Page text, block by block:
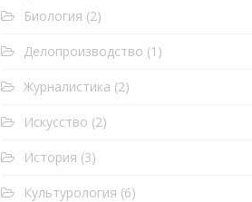
Биология (2)
Делопроизводство (1)
Журналистика (2)
Искусство (2)
История (3)
Культурология (6)